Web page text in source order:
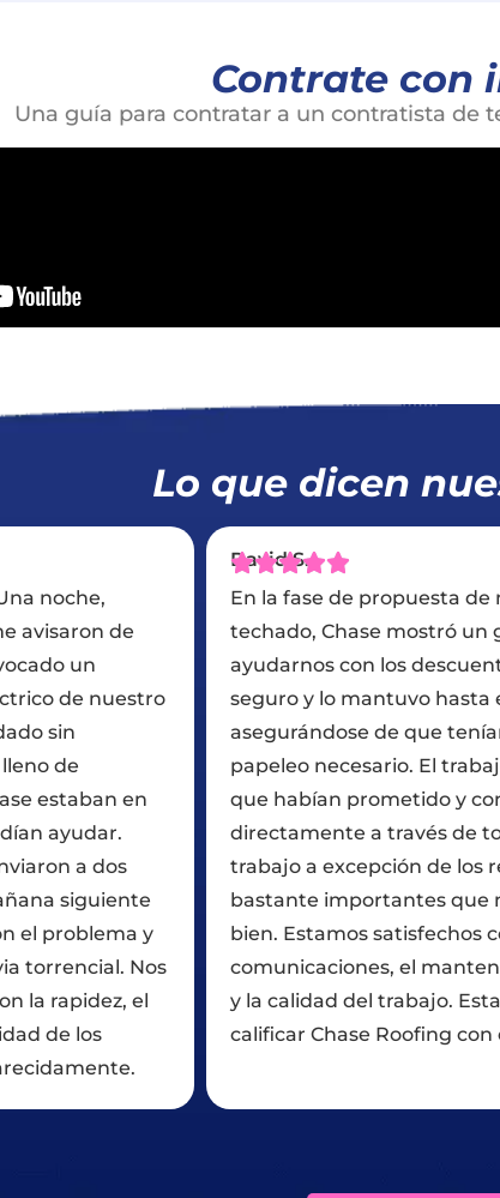
Contrate con
Una guía para contratar a un contratista de
Lo que dicen
de nuestro re-
un gran interés en
descuentos de nuestro
hasta el final del trabajo,
teníamos todo el
El trabajo comenzó el día
y continuó
de todos los días de
de los retrasos por lluvia
que manejaron muy
con las
el mantenimiento de la obra,
Estamos felices de
con cinco estrellas.
En primer
amables. Me
lo que
detalle que
es mi tercera
utilizando
profesionales
realmente
de nuevo!!!!